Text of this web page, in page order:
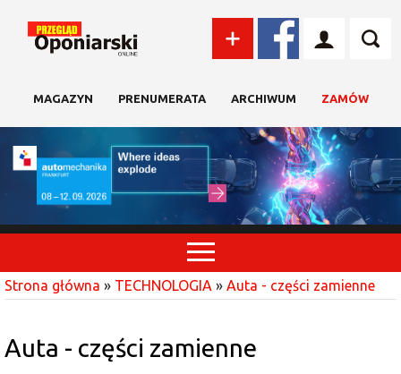
MAGAZYN PRENUMERATA ARCHIWUM ZAMÓW
Strona główna » TECHNOLOGIA » Auta - części zamienne
Auta - części zamienne